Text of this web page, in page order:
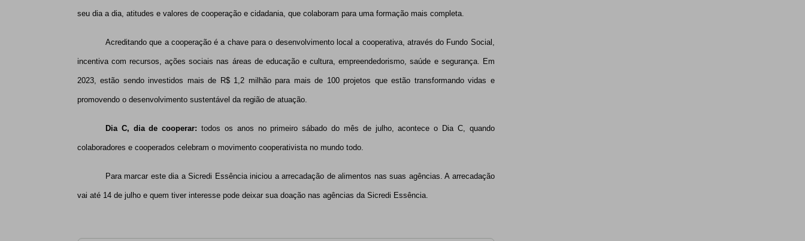
seu dia a dia, atitudes e valores de cooperação e cidadania, que colaboram para uma formação mais completa.
Acreditando que a cooperação é a chave para o desenvolvimento local a cooperativa, através do Fundo Social,
incentiva com recursos, ações sociais nas áreas de educação e cultura, empreendedorismo, saúde e segurança. Em
2023, estão sendo investidos mais de R$ 1,2 milhão para mais de 100 projetos que estão transformando vidas e
promovendo o desenvolvimento sustentável da região de atuação.
Dia C, dia de cooperar:todos os anos no primeiro sábado do mês de julho, acontece o Dia C, quando
colaboradores e cooperados celebram o movimento cooperativista no mundo todo.
Para marcar este dia a Sicredi Essência iniciou a arrecadação de alimentos nas suas agências. A arrecadação
vai até 14 de julho e quem tiver interesse pode deixar sua doação nas agências da Sicredi Essência.